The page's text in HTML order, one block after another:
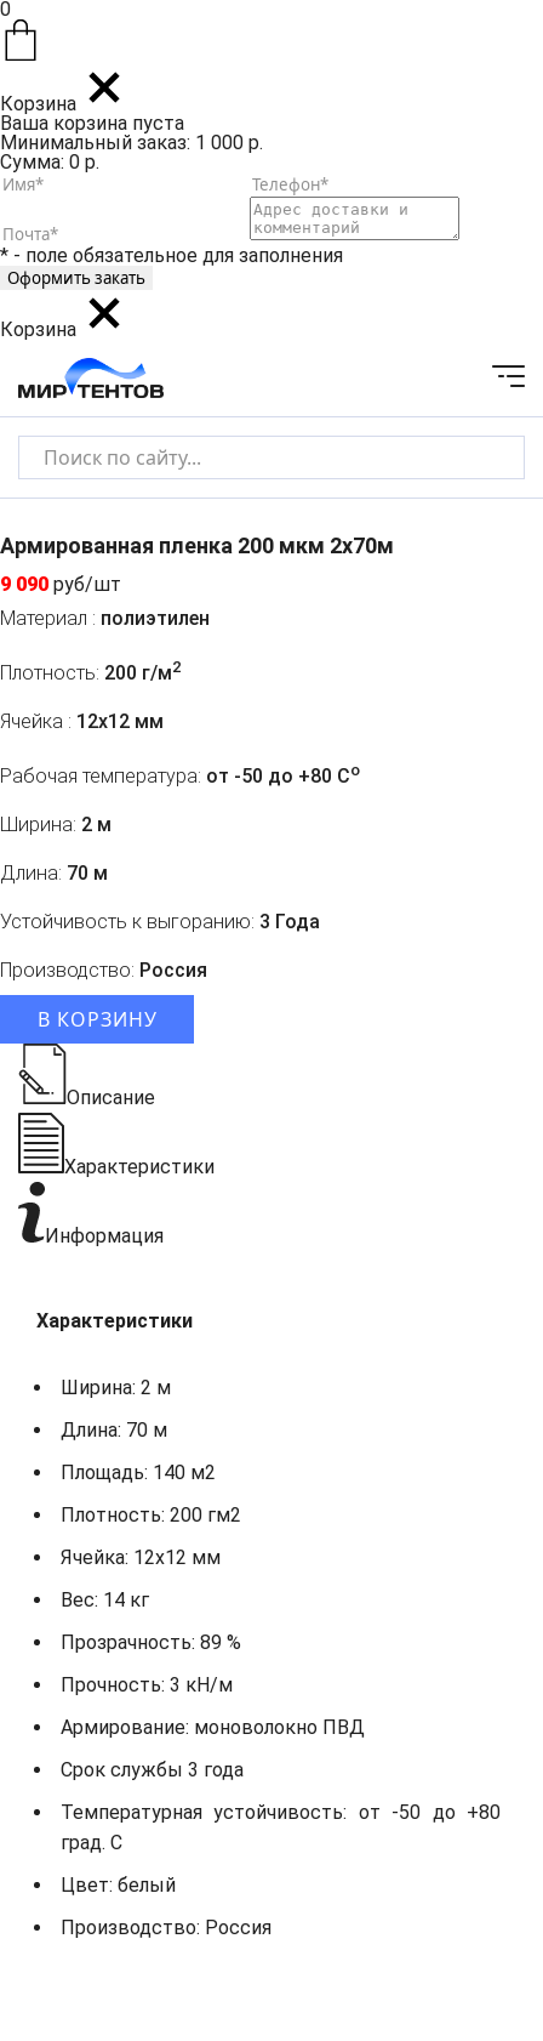
0
Корзина
Ваша корзина пуста
Минимальный заказ: 1 000 р.
Сумма: 0 р.
* - поле обязательное для заполнения
Корзина
Армированная пленка 200 мкм 2x70м
9 090 руб/шт
Материал : полиэтилен
Плотность: 200 г/м2
Ячейка : 12х12 мм
Рабочая температура: от -50 до +80 Co
Ширина: 2 м
Длина: 70 м
Устойчивость к выгоранию: 3 Года
Производство: Россия
В КОРЗИНУ
Описание
Характеристики
Информация
Характеристики
Ширина: 2 м
Длина: 70 м
Площадь: 140 м2
Плотность: 200 гм2
Ячейка: 12х12 мм
Вес: 14 кг
Прозрачность: 89 %
Прочность: 3 кН/м
Армирование: моноволокно ПВД
Срок службы 3 года
Температурная устойчивость: от -50 до +80
град. С
Цвет: белый
Производство: Россия